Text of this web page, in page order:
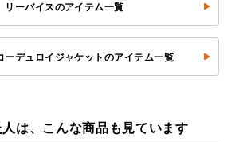
リーバイスのアイテム一覧
ーデュロイジャケットのアイテム一覧
は、こんな商品も見ています